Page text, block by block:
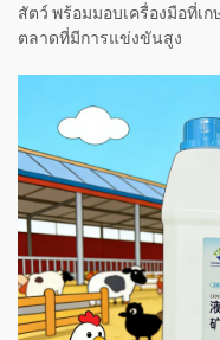
สัตว์ พร้อมมอบเครื่องมือที่เ
ตลาดที่มีการแข่งขันสูง